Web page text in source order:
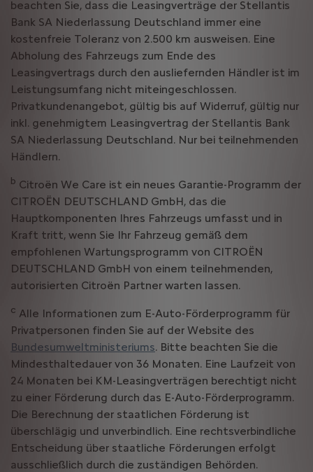
beachten Sie, dass die Leasingverträge der Stellantis
Bank SA Niederlassung Deutschland immer eine
kostenfreie Toleranz von 2.500 km ausweisen. Eine
Abholung des Fahrzeugs zum Ende des
Leasingvertrags durch den ausliefernden Händler ist im
Leistungsumfang nicht miteingeschlossen.
Privatkundenangebot, gültig bis auf Widerruf, gültig nur
inkl. genehmigtem Leasingvertrag der Stellantis Bank
SA Niederlassung Deutschland. Nur bei teilnehmenden
Händlern.
b Citroën We Care ist ein neues Garantie-Programm der
CITROËN DEUTSCHLAND GmbH, das die
Hauptkomponenten Ihres Fahrzeugs umfasst und in
Kraft tritt, wenn Sie Ihr Fahrzeug gemäß dem
empfohlenen Wartungsprogramm von CITROËN
DEUTSCHLAND GmbH von einem teilnehmenden,
autorisierten Citroën Partner warten lassen.
c Alle Informationen zum E-Auto-Förderprogramm für
Privatpersonen finden Sie auf der Website des
Bundesumweltministeriums. Bitte beachten Sie die
Mindesthaltedauer von 36 Monaten. Eine Laufzeit von
24 Monaten bei KM-Leasingverträgen berechtigt nicht
zu einer Förderung durch das E-Auto-Förderprogramm.
Die Berechnung der staatlichen Förderung ist
überschlägig und unverbindlich. Eine rechtsverbindliche
Entscheidung über staatliche Förderungen erfolgt
ausschließlich durch die zuständigen Behörden.